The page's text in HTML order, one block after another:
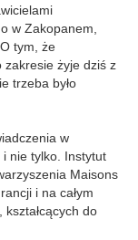
w Zakopanem,
tym, że
zakresie żyje dziś z
trzeba było
w
i nie tylko. Instytut
Maisons
i na całym
do